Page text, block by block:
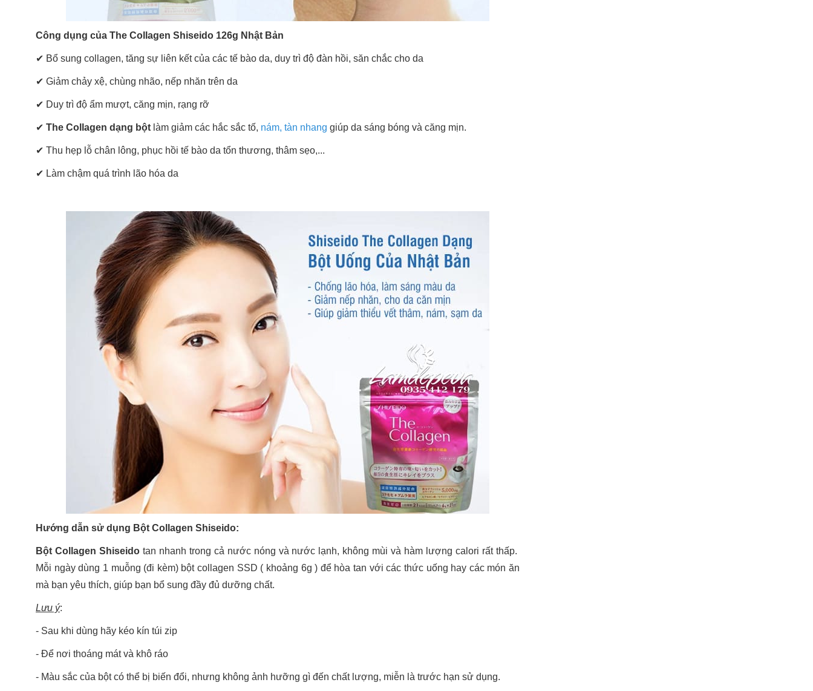
Công dụng của The Collagen Shiseido 126g Nhật Bản
✔ Bổ sung collagen, tăng sự liên kết của các tế bào da, duy trì độ đàn hồi, săn chắc cho da
✔ Giảm chảy xệ, chùng nhão, nếp nhăn trên da
✔ Duy trì độ ẩm mượt, căng mịn, rạng rỡ
✔ The Collagen dạng bột làm giảm các hắc sắc tố, nám, tàn nhang giúp da sáng bóng và căng mịn.
✔ Thu hẹp lỗ chân lông, phục hồi tế bào da tổn thương, thâm sẹo,...
✔ Làm chậm quá trình lão hóa da
Hướng dẫn sử dụng Bột Collagen Shiseido:
Bột Collagen Shiseidotan nhanh trong cả nước nóng và nước lạnh, không mùi và hàm lượng calori rất thấp.
Mỗi ngày dùng 1 muỗng (đi kèm) bột collagen SSD ( khoảng 6g ) để hòa tan với các thức uống hay các món ăn
mà bạn yêu thích, giúp bạn bổ sung đầy đủ dưỡng chất.
Lưu ý:
- Sau khi dùng hãy kéo kín túi zip
- Để nơi thoáng mát và khô ráo
- Màu sắc của bột có thể bị biến đổi, nhưng không ảnh hưỡng gì đến chất lượng, miễn là trước hạn sử dụng.